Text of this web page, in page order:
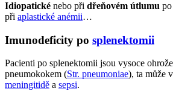
Idiopatické nebo při dřeňovém útlumu
při aplastické anémii…
Imunodeficity po splenektomii
Pacienti po splenektomii jsou vysoce
pneumokokem (Str. pneumoniae), ta může
meningitidě a sepsi.